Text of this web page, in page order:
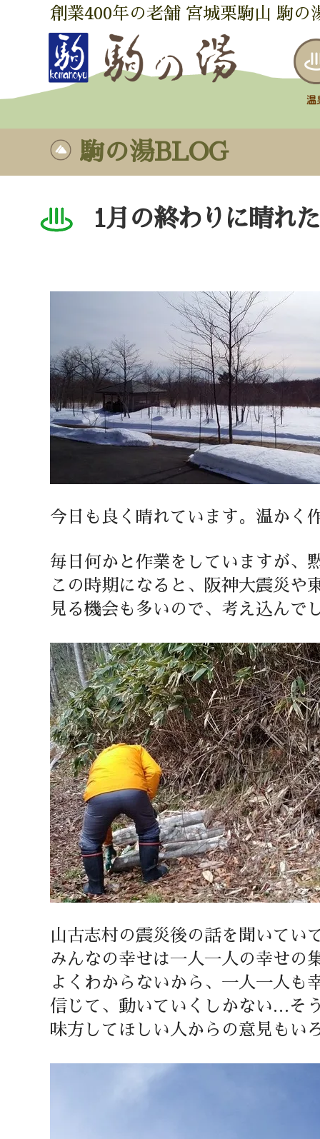
創業400年の老舗 宮城栗駒山 駒の
駒の湯BLOG
1月の終わりに晴れ
今日も良く晴れています。温かく
毎日何かと作業をしていますが、
この時期になると、阪神大震災や
見る機会も多いので、考え込んで
山古志村の震災後の話を聞いてい
みんなの幸せは一人一人の幸せ
よくわからないから、一人一人
信じて、動いていくしかない…そ
味方してほしい人からの意見も